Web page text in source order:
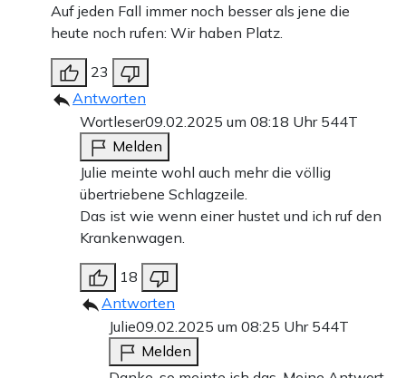
Auf jeden Fall immer noch besser als jene die
heute noch rufen: Wir haben Platz.
23
Antworten
Wortleser09.02.2025 um 08:18 Uhr 544T
Melden
Julie meinte wohl auch mehr die völlig
übertriebene Schlagzeile.
Das ist wie wenn einer hustet und ich ruf den
Krankenwagen.
18
Antworten
Julie09.02.2025 um 08:25 Uhr 544T
Melden